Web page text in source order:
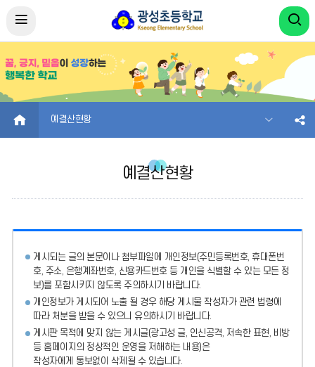
HOME 예결산현황
예결산현황
게시되는 글의 본문이나 첨부파일에
개인정보(주민등록번호, 휴대폰번
호, 주소, 은행계좌번호, 신용카드번호 등 개인을 식별할 수 있는 모든 정
보)를 포함시키지 않도록 주의하시기 바랍니다.
개인정보가 게시되어 노출 될 경우 해당 게시물 작성자가 관련 법령에
따라 처분을 받을 수 있으니 유의하시기 바랍니다.
게시판 목적에 맞지 않는 게시글(광고성 글, 인신공격, 저속한 표현, 비방
등 홈페이지의 정상적인 운영을 저해하는 내용)은
작성자에게 통보없이 삭제될 수 있습니다.